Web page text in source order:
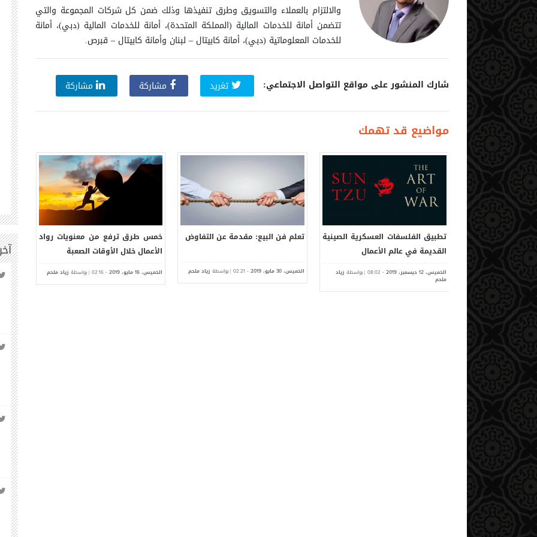
والالتزام بالعملاء والتسويق وطرق تنفيذها وذلك ضمن كل شركات المجموعة والتي
تتضمن أمانة للخدمات المالية (المملكة المتحدة)، أمانة للخدمات المالية (دبي)، أمانة
للخدمات المعلوماتية (دبي)، أمانة كابيتال – لبنان وأمانة كابيتال – قبرص.
شارك المنشور على مواقع التواصل الاجتماعي: تغريد مشاركة مشاركة
مواضيع قد تهمك
تجعل قرار التحوّل
| بواسطة زياد ملحم
تطبيق الفلسفات العسكرية الصينية
القديمة في عالم الأعمال
الخميس،12 ديسمبر،2019
-
08:02 | بواسطة زياد
ملحم
تعلم فن البيع: مقدمة عن التفاوض
الخميس، 30مايو، 2019
-
02:21| بواسطة زياد ملحم
خمس طرق ترفع من معنويات رواد
الأعمال خلال الأوقات الصعبة
الخميس، 16مايو، 2019
-
02:16| بواسطة زياد ملحم
كيف
ما